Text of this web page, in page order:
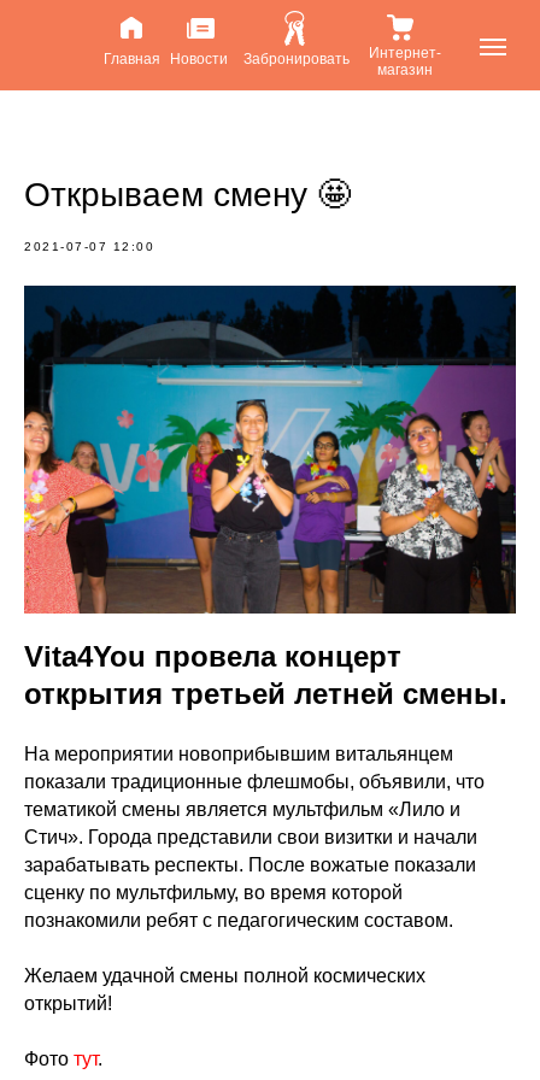
Главная Новости Забронировать
Интернет-
магазин
Открываем смену 🤩
2021-07-07 12:00
Vita4You провела концерт
открытия третьей летней смены.
На мероприятии новоприбывшим витальянцем
показали традиционные флешмобы, объявили, что
тематикой смены является мультфильм «Лило и
Стич». Города представили свои визитки и начали
зарабатывать респекты. После вожатые показали
сценку по мультфильму, во время которой
познакомили ребят с педагогическим составом.
Желаем удачной смены полной космических
открытий!
Фото тут.